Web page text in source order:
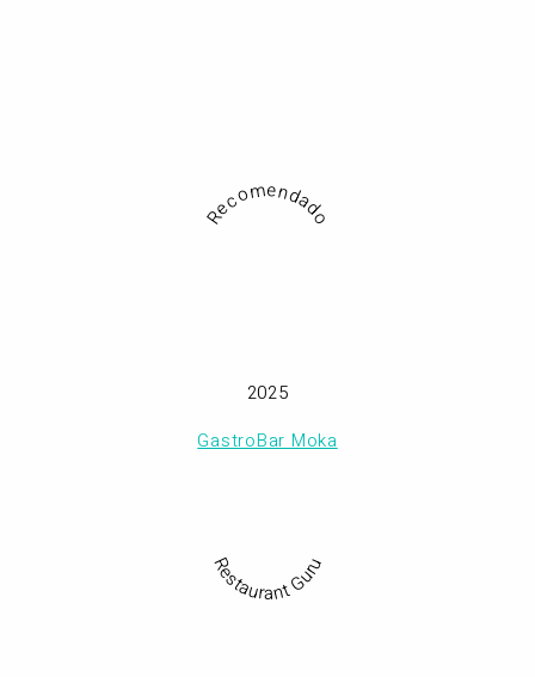
Recomendado
2025
GastroBar Moka
Restaurant Guru